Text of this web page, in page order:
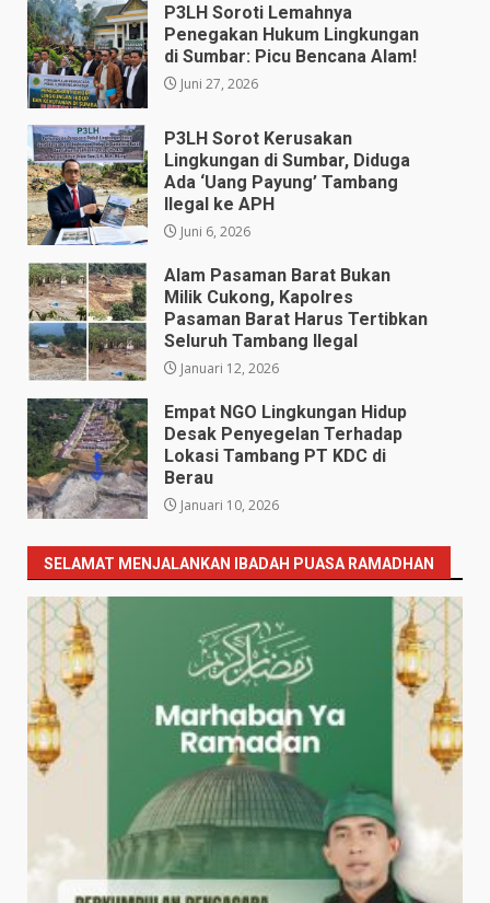
P3LH Soroti Lemahnya
Penegakan Hukum Lingkungan
di Sumbar: Picu Bencana Alam!
Juni 27, 2026
P3LH Sorot Kerusakan
Lingkungan di Sumbar, Diduga
Ada ‘Uang Payung’ Tambang
Ilegal ke APH
Juni 6, 2026
Alam Pasaman Barat Bukan
Milik Cukong, Kapolres
Pasaman Barat Harus Tertibkan
Seluruh Tambang Ilegal
Januari 12, 2026
Empat NGO Lingkungan Hidup ​
Desak Penyegelan Terhadap
Lokasi Tambang PT KDC di
Berau
Januari 10, 2026
SELAMAT MENJALANKAN IBADAH PUASA RAMADHAN